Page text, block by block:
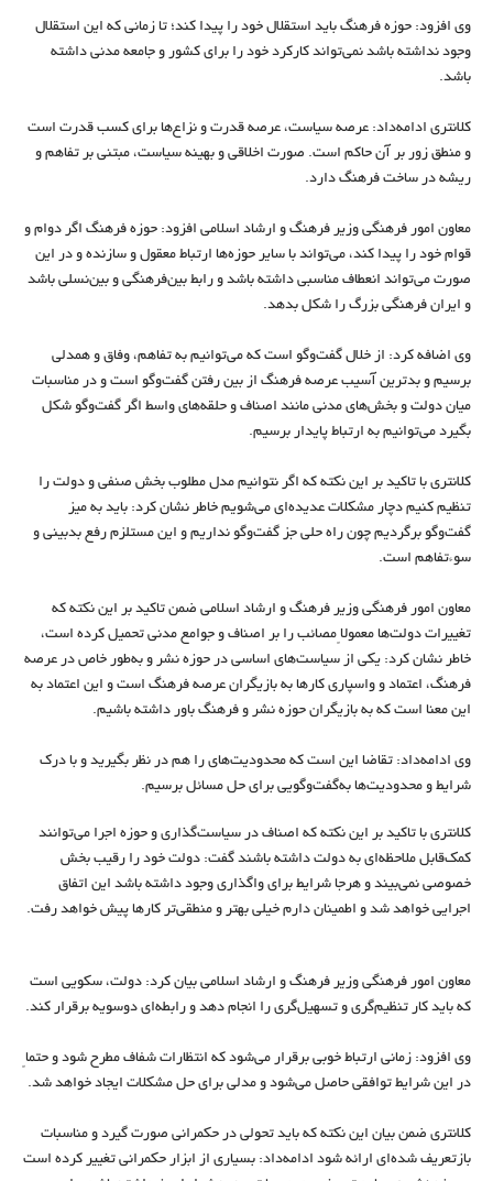
وی افزود: حوزه فرهنگ باید استقلال خود را پیدا کند؛ تا زمانی که این استقلال
وجود نداشته باشد نمی‌تواند کارکرد خود را برای کشور و جامعه مدنی داشته
باشد.
کلانتری ادامه‌داد: عرصه سیاست، عرصه قدرت و نزاع‌ها برای کسب قدرت است
و منطق زور بر آن حاکم است. صورت اخلاقی و بهینه سیاست، مبتنی بر تفاهم و
ریشه در ساخت فرهنگ دارد.
معاون امور فرهنگی وزیر فرهنگ و ارشاد اسلامی افزود: حوزه فرهنگ اگر دوام و
قوام خود را پیدا کند، می‌تواند با سایر حوزه‌ها ارتباط معقول و سازنده و در این
صورت می‌تواند انعطاف مناسبی داشته باشد و رابط بین‌فرهنگی و بین‌نسلی باشد
و ایران فرهنگی بزرگ را شکل بدهد.
وی اضافه کرد: از خلال گفت‌وگو است که می‌توانیم به تفاهم، وفاق و همدلی
برسیم و بدترین آسیب عرصه فرهنگ از بین رفتن گفت‌وگو است و در مناسبات
میان دولت و بخش‌های مدنی مانند اصناف و حلقه‌های واسط اگر گفت‌وگو شکل
بگیرد می‌توانیم به ارتباط پایدار برسیم.
کلانتری با تاکید بر این نکته که اگر نتوانیم مدل مطلوب بخش صنفی و دولت را
تنظیم کنیم دچار مشکلات عدیده‌ای می‌شویم خاطر نشان کرد: باید به میز
گفت‌وگو برگردیم چون راه حلی جز گفت‌وگو نداریم و این مستلزم رفع بدبینی و
سوءتفاهم است.
معاون امور فرهنگی وزیر فرهنگ و ارشاد اسلامی ضمن تاکید بر این نکته که
تغییرات دولت‌ها معمولاً مصائب را بر اصناف و جوامع مدنی تحمیل کرده است،
خاطر نشان کرد: یکی از سیاست‌های اساسی در حوزه نشر و به‌طور خاص در عرصه
فرهنگ، اعتماد و واسپاری کارها به بازیگران عرصه فرهنگ است و این اعتماد به
این معنا است که به بازیگران حوزه نشر و فرهنگ باور داشته باشیم.
وی ادامه‌داد: تقاضا این است که محدودیت‌های را هم در نظر بگیرید و با درک
شرایط و محدودیت‌ها به‌گفت‌وگویی برای حل مسائل برسیم.
کلانتری با تاکید بر این نکته که اصناف در سیاست‌گذاری و حوزه اجرا می‌توانند
کمک‌قابل ملاحظه‌ای به دولت داشته باشند گفت: دولت خود را رقیب بخش
خصوصی نمی‌بیند و هرجا شرایط برای واگذاری وجود داشته باشد این اتفاق
اجرایی خواهد شد و اطمینان دارم خیلی بهتر و منطقی‌تر کارها پیش خواهد رفت.
معاون امور فرهنگی وزیر فرهنگ و ارشاد اسلامی بیان کرد: دولت، سکویی است
که باید کار تنظیم‌گری و تسهیل‌گری را انجام دهد و رابطه‌ای دوسویه برقرار کند.
وی افزود: زمانی ارتباط خوبی برقرار می‌شود که انتظارات شفاف مطرح شود و حتماً
در این شرایط توافقی حاصل می‌شود و مدلی برای حل مشکلات ایجاد خواهد شد.
کلانتری ضمن بیان این نکته که باید تحولی در حکمرانی صورت گیرد و مناسبات
بازتعریف شده‌ای ارائه شود ادامه‌داد: بسیاری از ابزار حکمرانی تغییر کرده است